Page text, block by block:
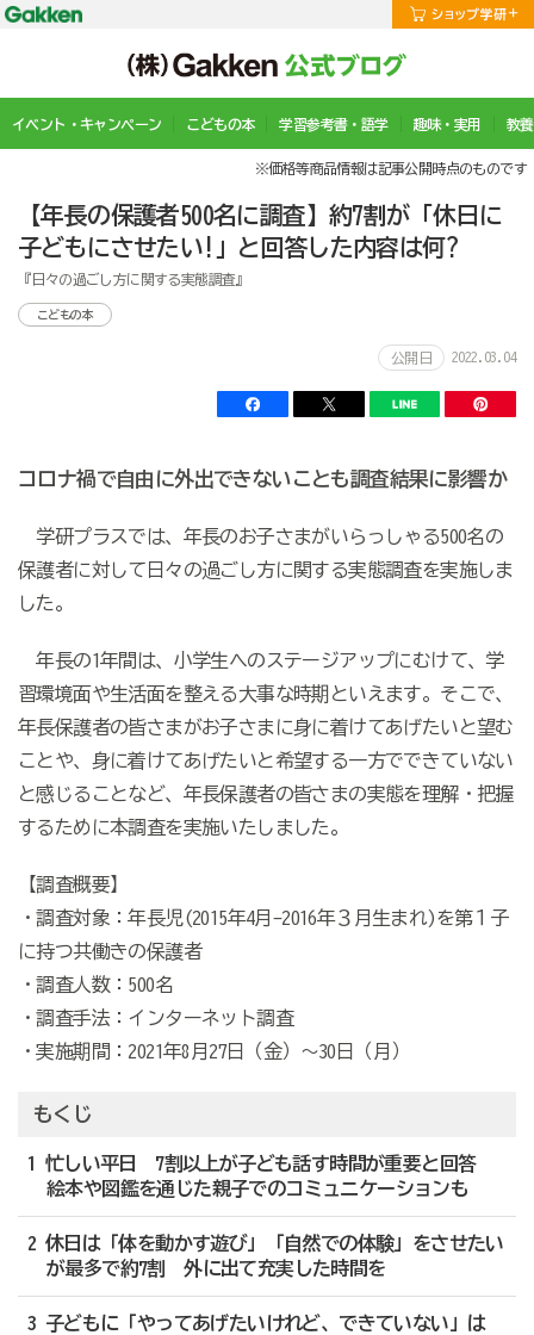
イベント・キャンペーン こどもの本 学習参考書・語学 趣味・実用 教
※価格等商品情報は記事公開時点のものです
【年長の保護者500名に調査】約7割が「休日に
子どもにさせたい!」と回答した内容は何?
『日々の過ごし方に関する実態調査』
こどもの本
公開日 2022.03.04
コロナ禍で自由に外出できないことも調査結果に影響か
学研プラスでは、年長のお子さまがいらっしゃる500名の
保護者に対して日々の過ごし方に関する実態調査を実施しま
した。
年長の1年間は、小学生へのステージアップにむけて、学
習環境面や生活面を整える大事な時期といえます。そこで、
年長保護者の皆さまがお子さまに身に着けてあげたいと望む
ことや、身に着けてあげたいと希望する一方でできていない
と感じることなど、年長保護者の皆さまの実態を理解・把握
するために本調査を実施いたしました。
【調査概要】
・調査対象：年長児(2015年4月-2016年３月生まれ)を第１子
に持つ共働きの保護者
・調査人数：500名
・調査手法：インターネット調査
・実施期間：2021年8月27日（金）〜30日（月）
もくじ
1 忙しい平日 7割以上が子ども話す時間が重要と回答
絵本や図鑑を通じた親子でのコミュニケーションも
2 休日は「体を動かす遊び」「自然での体験」をさせたい
が最多で約7割 外に出て充実した時間を
3 子どもに「やってあげたいけれど、できていない」は